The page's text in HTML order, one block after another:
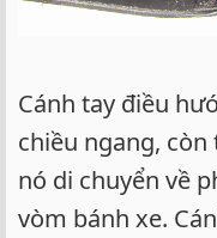
Cánh tay điều
chiều ngang,
nó di chuyển về
vòm bánh xe.